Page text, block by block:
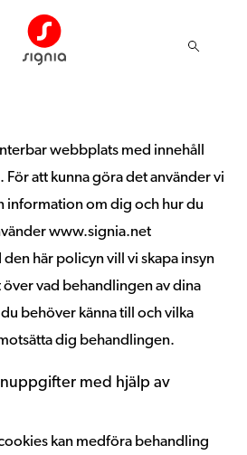
webbplats med innehåll
att kunna göra det använder vi
information om dig och hur du
www.signia.net
här policyn vill vi skapa insyn
vad behandlingen av dina
behöver känna till och vilka
dig behandlingen.
med hjälp av
kan medföra behandling